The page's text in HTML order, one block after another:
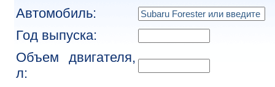
Автомобиль:
Год выпуска:
Объем двигателя,
л: